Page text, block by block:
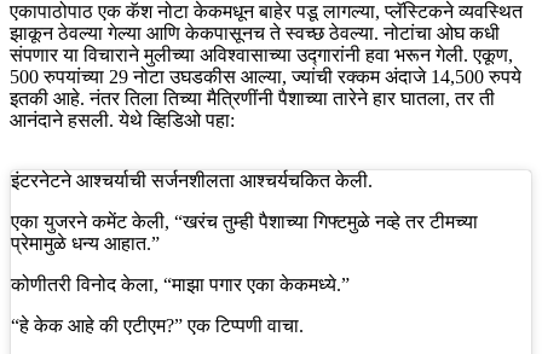
एकापाठोपाठ एक कॅश नोटा केकमधून बाहेर पडू लागल्या, प्लॅस्टिकने व्यवस्थित
झाकून ठेवल्या गेल्या आणि केकपासूनच ते स्वच्छ ठेवल्या. नोटांचा ओघ कधी
संपणार या विचाराने मुलीच्या अविश्वासाच्या उद्गारांनी हवा भरून गेली. एकूण,
500 रुपयांच्या 29 नोटा उघडकीस आल्या, ज्यांची रक्कम अंदाजे 14,500 रुपये
इतकी आहे. नंतर तिला तिच्या मैत्रिणींनी पैशाच्या तारेने हार घातला, तर ती
आनंदाने हसली. येथे व्हिडिओ पहा:
इंटरनेटने आश्चर्याची सर्जनशीलता आश्चर्यचकित केली.
एका युजरने कमेंट केली, “खरंच तुम्ही पैशाच्या गिफ्टमुळे नव्हे तर टीमच्या
प्रेमामुळे धन्य आहात.”
कोणीतरी विनोद केला, “माझा पगार एका केकमध्ये.”
“हे केक आहे की एटीएम?” एक टिप्पणी वाचा.